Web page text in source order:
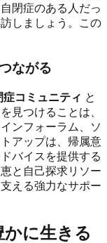
閉症のある人だっ
しましょう。この
ながる
症コミュニティ と
見つけることは、
ンフォーラム、ソ
アップは、帰属意
バイスを提供する
と自己探求リソー
える強力なサポー
に生きる